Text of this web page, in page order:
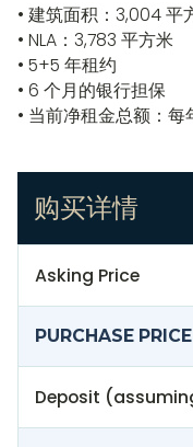
• 建筑面积：3,004 平
• NLA：3,783 平方米
• 5+5 年租约
• 6 个月的银行担保
• 当前净租金总额：
购买详情
Asking Price
PURCHASE PRICE
Deposit